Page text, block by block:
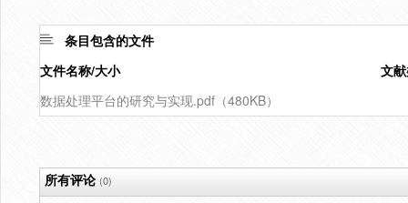
条目包含的文件
文件名称/大小
文
数据处理平台的研究与实现.pdf（480KB）
所有评论(0)